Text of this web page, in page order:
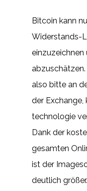
Bitcoin kann
Widerstands-
einzuzeichnen
also bitte an
der
technologie
Dank der
gesamten
ist der
deutlich